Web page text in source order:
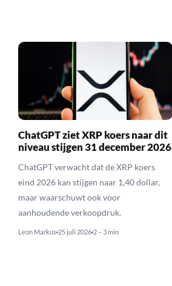
ChatGPT ziet XRP koers naar dit
niveau stijgen 31 december 2026
ChatGPT verwacht dat de XRP koers
eind 2026 kan stijgen naar 1,40 dollar,
maar waarschuwt ook voor
aanhoudende verkoopdruk.
Leon Markus 25 juli 2026 2 – 3 min